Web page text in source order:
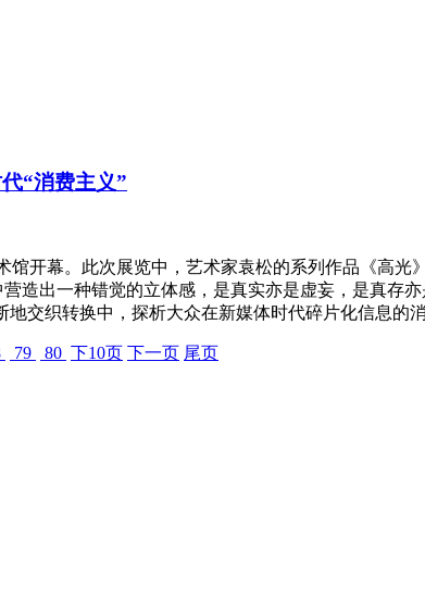
“消费主义”
馆开幕。此次展览中，艺术家袁松的系列作品《高
造出一种错觉的立体感，是真实亦是虚妄，是真存
交织转换中，探析大众在新媒体时代碎片化信息的消
79 80 下10页 下一页 尾页